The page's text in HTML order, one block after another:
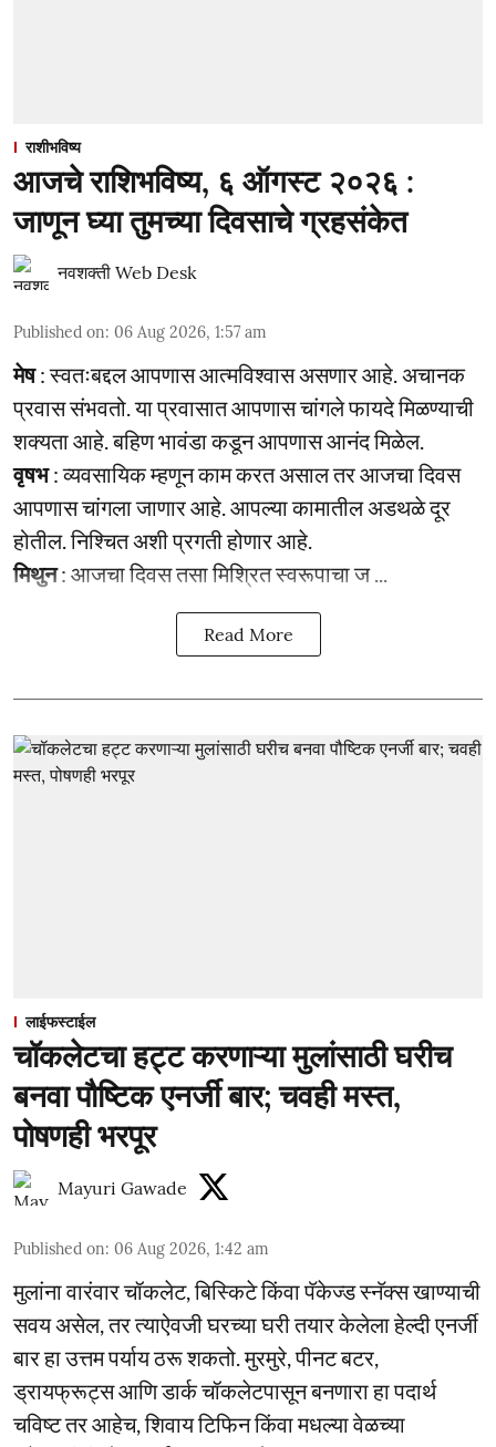
राशीभविष्य
आजचे राशिभविष्य, ६ ऑगस्ट २०२६ :
जाणून घ्या तुमच्या दिवसाचे ग्रहसंकेत
नवशक्ती Web Desk
Published on: 06 Aug 2026, 1:57 am
मेष: स्वतःबद्दल आपणास आत्मविश्वास असणार आहे. अचानक
प्रवास संभवतो. या प्रवासात आपणास चांगले फायदे मिळण्याची
शक्यता आहे. बहिण भावंडा कडून आपणास आनंद मिळेल.
वृषभ: व्यवसायिक म्हणून काम करत असाल तर आजचा दिवस
आपणास चांगला जाणार आहे. आपल्या कामातील अडथळे दूर
होतील. निश्चित अशी प्रगती होणार आहे.
मिथुन: आजचा दिवस तसा मिश्रित स्वरूपाचा ज ...
Read More
लाईफस्टाईल
चॉकलेटचा हट्ट करणाऱ्या मुलांसाठी घरीच
बनवा पौष्टिक एनर्जी बार; चवही मस्त,
पोषणही भरपूर
Mayuri Gawade
Published on: 06 Aug 2026, 1:42 am
मुलांना वारंवार चॉकलेट, बिस्किटे किंवा पॅकेज्ड स्नॅक्स खाण्याची
सवय असेल, तर त्याऐवजी घरच्या घरी तयार केलेला हेल्दी एनर्जी
बार हा उत्तम पर्याय ठरू शकतो. मुरमुरे, पीनट बटर,
ड्रायफ्रूट्स आणि डार्क चॉकलेटपासून बनणारा हा पदार्थ
चविष्ट तर आहेच, शिवाय टिफिन किंवा मधल्या वेळच्या